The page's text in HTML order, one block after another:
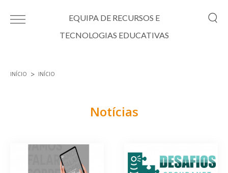
EQUIPA DE RECURSOS E
TECNOLOGIAS EDUCATIVAS
INÍCIO INÍCIO
Notícias